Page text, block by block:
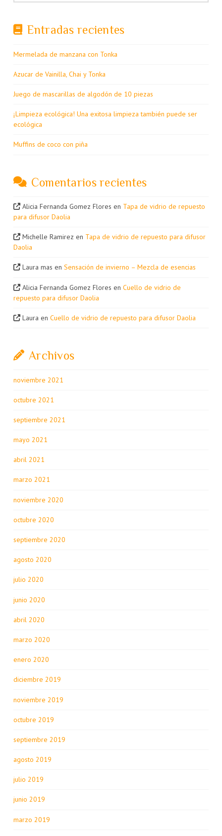
Entradas recientes
Mermelada de manzana con Tonka
Azucar de Vainilla, Chai y Tonka
Juego de mascarillas de algodón de 10 piezas
¡Limpieza ecológica! Una exitosa limpieza también puede ser
ecológica
Muffins de coco con piña
Comentarios recientes
Alicia Fernanda Gomez Flores en Tapa de vidrio de repuesto
para difusor Daolia
Michelle Ramirez en Tapa de vidrio de repuesto para difusor
Daolia
Laura mas enSensación de invierno – Mezcla de esencias
Alicia Fernanda Gomez Flores enCuello de vidrio de
repuesto para difusor Daolia
Laura enCuello de vidrio de repuesto para difusor Daolia
Archivos
noviembre 2021
octubre 2021
septiembre 2021
mayo 2021
abril 2021
marzo 2021
noviembre 2020
octubre 2020
septiembre 2020
agosto 2020
julio 2020
junio 2020
abril 2020
marzo 2020
enero 2020
diciembre 2019
noviembre 2019
octubre 2019
septiembre 2019
agosto 2019
julio 2019
junio 2019
marzo 2019